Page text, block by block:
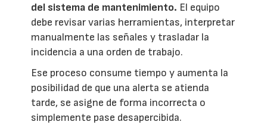
del sistema de mantenimiento. El equipo
debe revisar varias herramientas, interpretar
manualmente las señales y trasladar la
incidencia a una orden de trabajo.
Ese proceso consume tiempo y aumenta la
posibilidad de que una alerta se atienda
tarde, se asigne de forma incorrecta o
simplemente pase desapercibida.